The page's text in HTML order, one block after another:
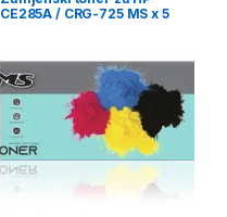
CE285A / CRG-725 MS x 5